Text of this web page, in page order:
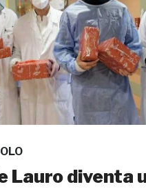
Lauro diventa